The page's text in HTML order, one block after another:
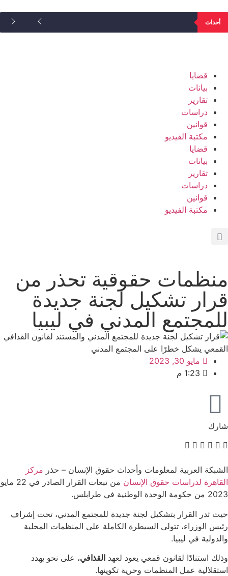
أحداث
قضايا
بيانات
تقارير
دراسات
قوانين
مكتبة الفيديو
قضايا
بيانات
تقارير
دراسات
قوانين
مكتبة الفيديو
منظمات حقوقية تحذر من
قرار تشكيل لجنة جديدة
للمجتمع المدني في ليبيا
مايو 30, 2023
1:23 م
شارك
الشبكة العربية لمعلومات وأحداث حقوق الإنسان – حذر مركز
القاهرة لدراسات حقوق الإنسان
من تبعات القرار الصادر في 22 مايو
2023 من حكومة الوحدة الوطنية في طرابلس.
حيث ثدر القرار بتشكيل لجنة جديدة للمجتمع المدني، تحت إشراف
رئيس الوزراء، تتولى السيطرة الكاملة على المنظمات المحلية
والدولية في ليبيا.
وذلك استنادًا لقانون قمعي يعود لعهد القذافي، على نحو يهدد
استقلالية عمل المنظمات وحرية تكوينها.